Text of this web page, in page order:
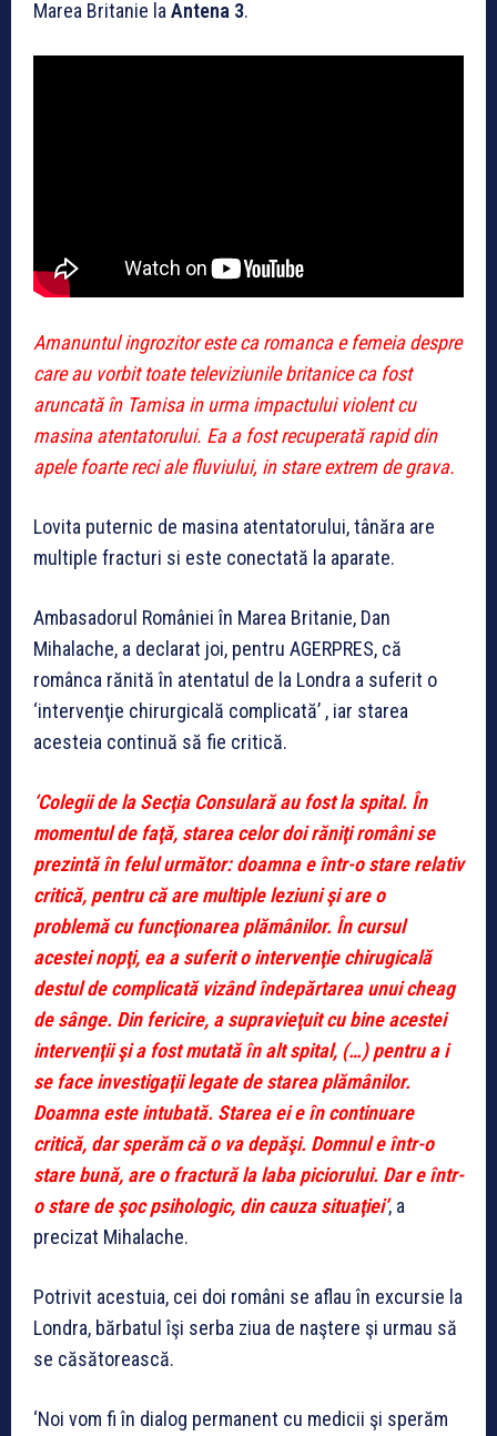
Marea Britanie laAntena 3.
Amanuntul ingrozitor este ca romanca e femeia despre
care au vorbit toate televiziunile britanice ca fost
aruncată în Tamisa in urma impactului violent cu
masina atentatorului. Ea a fost recuperată rapid din
apele foarte reci ale fluviului, in stare extrem de grava.
Lovita puternic de masina atentatorului, tânăra are
multiple fracturi si este conectată la aparate.
Ambasadorul României în Marea Britanie, Dan
Mihalache, a declarat joi, pentru AGERPRES, că
românca rănită în atentatul de la Londra a suferit o
‘intervenţie chirurgicală complicată’ , iar starea
acesteia continuă să fie critică.
‘Colegii de la Secţia Consulară au fost la spital. În
momentul de faţă, starea celor doi răniţi români se
prezintă în felul următor: doamna e într-o stare relativ
critică, pentru că are multiple leziuni şi are o
problemă cu funcţionarea plămânilor. În cursul
acestei nopţi, ea a suferit o intervenţie chirugicală
destul de complicată vizând îndepărtarea unui cheag
de sânge. Din fericire, a supravieţuit cu bine acestei
intervenţii şi a fost mutată în alt spital, (…) pentru a i
se face investigaţii legate de starea plămânilor.
Doamna este intubată. Starea ei e în continuare
critică, dar sperăm că o va depăşi. Domnul e într-o
stare bună, are o fractură la laba piciorului. Dar e într-
o stare de şoc psihologic, din cauza situaţiei’, a
precizat Mihalache.
Potrivit acestuia, cei doi români se aflau în excursie la
Londra, bărbatul îşi serba ziua de naştere şi urmau să
se căsătorească.
‘Noi vom fi în dialog permanent cu medicii şi sperăm